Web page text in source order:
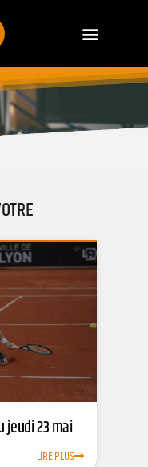
jeudi 23 mai
LIRE PLUS